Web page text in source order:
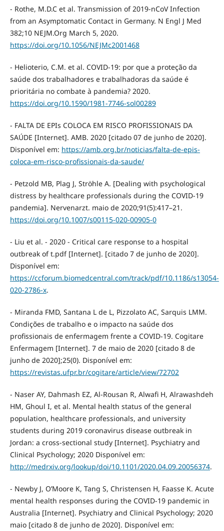
- Rothe, M.D.C et al. Transmission of 2019-nCoV Infection
from an Asymptomatic Contact in Germany. N Engl J Med
382;10 NEJM.Org March 5, 2020.
https://doi.org/10.1056/NEJMc2001468
- Helioterio, C.M. et al. COVID-19: por que a proteção da
saúde dos trabalhadores e trabalhadoras da saúde é
prioritária no combate à pandemia? 2020.
https://doi.org/10.1590/1981-7746-sol00289
- FALTA DE EPIs COLOCA EM RISCO PROFISSIONAIS DA
SAÚDE [Internet]. AMB. 2020 [citado 07 de junho de 2020].
Disponível em: https://amb.org.br/noticias/falta-de-epis-
coloca-em-risco-profissionais-da-saude/
- Petzold MB, Plag J, Ströhle A. [Dealing with psychological
distress by healthcare professionals during the COVID-19
pandemia]. Nervenarzt. maio de 2020;91(5):417–21.
https://doi.org/10.1007/s00115-020-00905-0
- Liu et al. - 2020 - Critical care response to a hospital
outbreak of t.pdf [Internet]. [citado 7 de junho de 2020].
Disponível em:
https://ccforum.biomedcentral.com/track/pdf/10.1186/s13054-
020-2786-x.
- Miranda FMD, Santana L de L, Pizzolato AC, Sarquis LMM.
Condições de trabalho e o impacto na saúde dos
profissionais de enfermagem frente a COVID-19. Cogitare
Enfermagem [Internet]. 7 de maio de 2020 [citado 8 de
junho de 2020];25(0). Disponível em:
https://revistas.ufpr.br/cogitare/article/view/72702
- Naser AY, Dahmash EZ, Al-Rousan R, Alwafi H, Alrawashdeh
HM, Ghoul I, et al. Mental health status of the general
population, healthcare professionals, and university
students during 2019 coronavirus disease outbreak in
Jordan: a cross-sectional study [Internet]. Psychiatry and
Clinical Psychology; 2020 Disponível em:
http://medrxiv.org/lookup/doi/10.1101/2020.04.09.20056374.
- Newby J, O’Moore K, Tang S, Christensen H, Faasse K. Acute
mental health responses during the COVID-19 pandemic in
Australia [Internet]. Psychiatry and Clinical Psychology; 2020
maio [citado 8 de junho de 2020]. Disponível em: